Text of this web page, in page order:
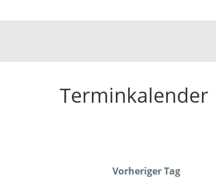
Terminkalender
Vorheriger Tag